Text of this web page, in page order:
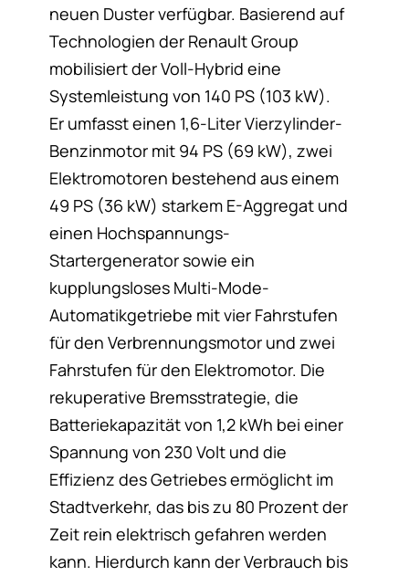
neuen Duster verfügbar. Basierend auf
Technologien der Renault Group
mobilisiert der Voll-Hybrid eine
Systemleistung von 140 PS (103 kW).
Er umfasst einen 1,6-Liter Vierzylinder-
Benzinmotor mit 94 PS (69 kW), zwei
Elektromotoren bestehend aus einem
49 PS (36 kW) starkem E-Aggregat und
einen Hochspannungs-
Startergenerator sowie ein
kupplungsloses Multi-Mode-
Automatikgetriebe mit vier Fahrstufen
für den Verbrennungsmotor und zwei
Fahrstufen für den Elektromotor. Die
rekuperative Bremsstrategie, die
Batteriekapazität von 1,2 kWh bei einer
Spannung von 230 Volt und die
Effizienz des Getriebes ermöglicht im
Stadtverkehr, das bis zu 80 Prozent der
Zeit rein elektrisch gefahren werden
kann. Hierdurch kann der Verbrauch bis